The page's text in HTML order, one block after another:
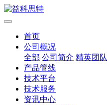
首页
公司概况
全部 公司简介 精英团队
产品管线
技术平台
技术服务
资讯中心